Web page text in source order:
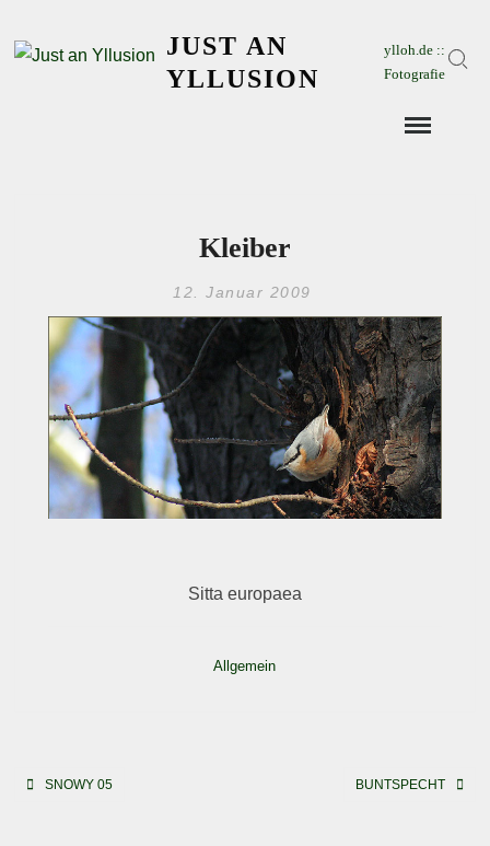
JUST AN
YLLUSION
ylloh.de ::
Fotografie
Kleiber
12. Januar 2009
Sitta europaea
Allgemein
Beitragsnavigation
SNOWY 05 BUNTSPECHT